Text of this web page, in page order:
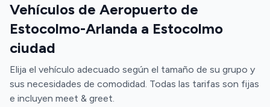
Vehículos de Aeropuerto de
Estocolmo-Arlanda a Estocolmo
ciudad
Elija el vehículo adecuado según el tamaño de su grupo y
sus necesidades de comodidad. Todas las tarifas son fijas
e incluyen meet & greet.